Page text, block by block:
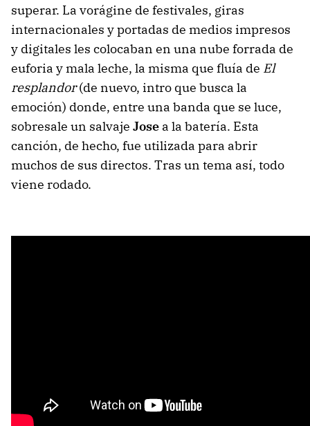
superar. La vorágine de festivales, giras
internacionales y portadas de medios impresos
y digitales les colocaban en una nube forrada de
euforia y mala leche, la misma que fluía de El
resplandor(de nuevo, intro que busca la
emoción) donde, entre una banda que se luce,
sobresale un salvaje Jose a la batería. Esta
canción, de hecho, fue utilizada para abrir
muchos de sus directos. Tras un tema así, todo
viene rodado.